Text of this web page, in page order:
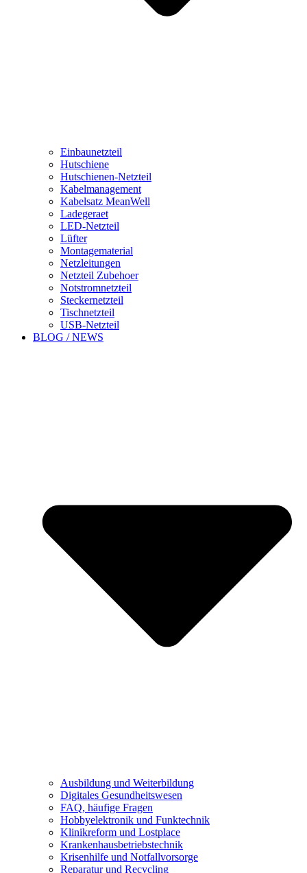
Einbaunetzteil
Hutschiene
Hutschienen-Netzteil
Kabelmanagement
Kabelsatz MeanWell
Ladegeraet
LED-Netzteil
Lüfter
Montagematerial
Netzleitungen
Netzteil Zubehoer
Notstromnetzteil
Steckernetzteil
Tischnetzteil
USB-Netzteil
BLOG / NEWS
Ausbildung und Weiterbildung
Digitales Gesundheitswesen
FAQ, häufige Fragen
Hobbyelektronik und Funktechnik
Klinikreform und Lostplace
Krankenhausbetriebstechnik
Krisenhilfe und Notfallvorsorge
Reparatur und Recycling